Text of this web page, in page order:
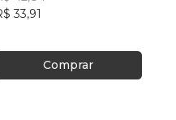
33,91
Comprar